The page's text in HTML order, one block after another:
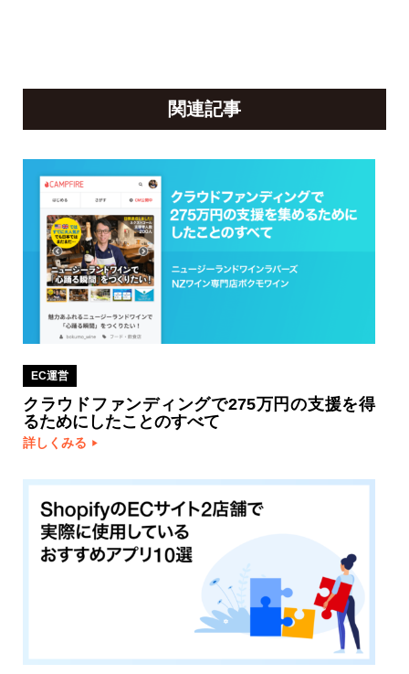
関連記事
EC運営
クラウドファンディングで275万円の支援を得
るためにしたことのすべて
詳しくみる